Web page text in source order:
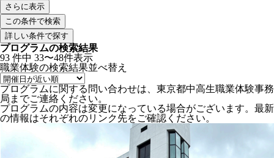
さらに表示
詳しい条件で探す
プログラムの検索結果
93 件中 33〜48件表示
職業体験の検索結果並べ替え
プログラムに関する問い合わせは、東京都中高生職業体験事務
局までご連絡ください。
プログラムの内容は変更になっている場合がございます。最新
の情報はそれぞれのリンク先をご確認ください。